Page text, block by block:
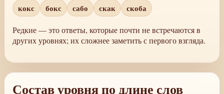
кокс бокс сабо скак скоба
Редкие — это ответы, которые почти не встречаются в
других уровнях; их сложнее заметить с первого взгляда.
Состав уровня по длине слов